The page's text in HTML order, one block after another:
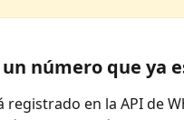
número que ya
registrado en la API de